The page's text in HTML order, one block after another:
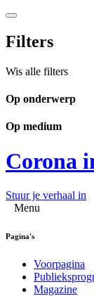
Filters
Wis alle filters
Op onderwerp
Op medium
Corona
Stuur je verhaal in
Menu
Pagina's
Voorpagina
Magazine